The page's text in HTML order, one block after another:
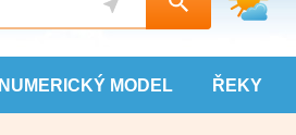
NUMERICKÝ MODEL ŘEKY